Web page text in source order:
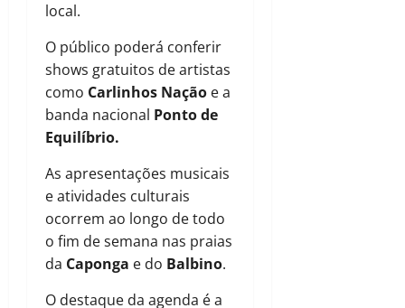
local.
O público poderá conferir
shows gratuitos de artistas
como Carlinhos Nação e a
banda nacional Ponto de
Equilíbrio.
As apresentações musicais
e atividades culturais
ocorrem ao longo de todo
o fim de semana nas praias
da Caponga e do Balbino.
O destaque da agenda é a